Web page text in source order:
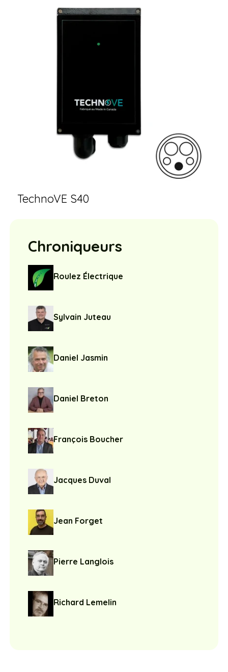
TechnoVE S40
Chroniqueurs
Roulez Électrique
Sylvain Juteau
Daniel Jasmin
Daniel Breton
François Boucher
Jacques Duval
Jean Forget
Pierre Langlois
Richard Lemelin